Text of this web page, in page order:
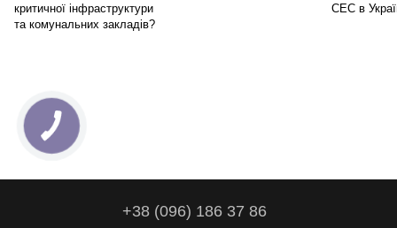
критичної інфраструктури
та комунальних закладів?
СЕС в
+38 (096) 186 37 86